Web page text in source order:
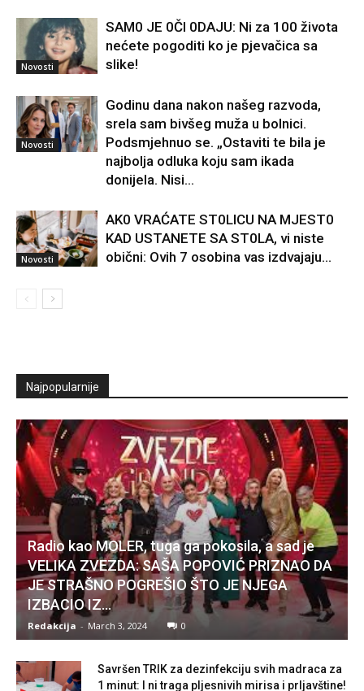
Novosti
SAM0 JE 0Čl 0DAJU: Ni za 100 života
nećete pogoditi ko je pjevačica sa
slike!
Novosti
Godinu dana nakon našeg razvoda,
srela sam bivšeg muža u bolnici.
Podsmjehnuo se. „Ostaviti te bila je
najbolja odluka koju sam ikada
donijela. Nisi...
Novosti
AK0 VRAĆATE ST0LlCU NA MJEST0
KAD USTANETE SA ST0LA, vi niste
obični: Ovih 7 osobina vas izdvajaju…
Najpopularnije
Radio kao MOLER, tuga ga pokosila, a sad je
VELIKA ZVEZDA: SAŠA POPOVIĆ PRIZNAO DA
JE STRAŠNO POGREŠIO ŠTO JE NJEGA
IZBACIO IZ...
Redakcija - March 3, 2024 0
Savršen TRIK za dezinfekciju svih madraca za
1 minut: I ni traga pljesnivih mirisa i prljavštine!